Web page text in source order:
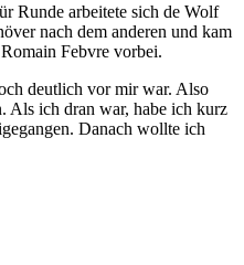
Runde arbeitete sich de Wolf
nach dem anderen und kam
Febvre vorbei.
deutlich vor mir war. Also
Als ich dran war, habe ich kurz
Danach wollte ich